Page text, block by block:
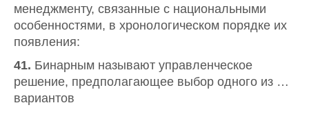
менеджменту, связанные с национальными
особенностями, в хронологическом порядке их
появления:
41. Бинарным называют управленческое
решение, предполагающее выбор одного из …
вариантов